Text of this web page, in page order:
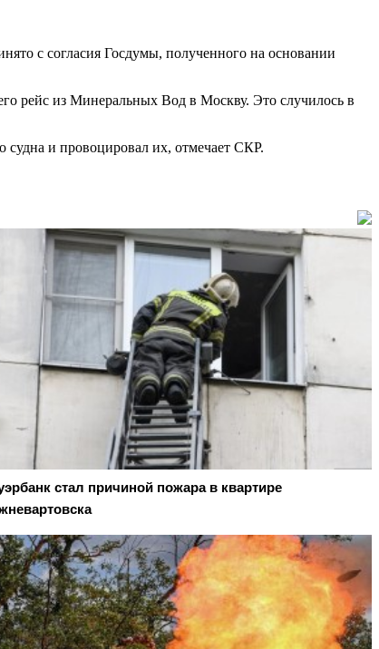
с согласия Госдумы, полученного на основании
рейс из Минеральных Вод в Москву. Это случилось в
судна и провоцировал их, отмечает СКР.
стал причиной пожара в квартире